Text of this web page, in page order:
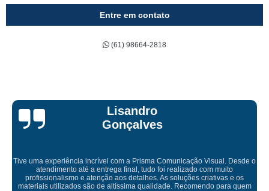
Entre em contato
(61) 98664-2818
Bruna Eduarda
Empresa maravilhosa, entregue antes do prazo e a instalação da
ficou perfeita, indico de olhos fechados